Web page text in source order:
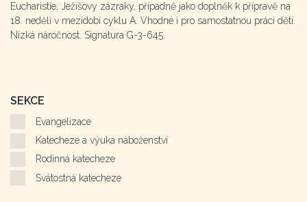
Eucharistie, Ježíšovy zázraky, případně jako doplněk k přípravě na
18. neděli v mezidobí cyklu A. Vhodné i pro samostatnou práci dětí.
Nízká náročnost. Signatura G-3-645.
SEKCE
Evangelizace
Katecheze a výuka náboženství
Rodinná katecheze
Svátostná katecheze